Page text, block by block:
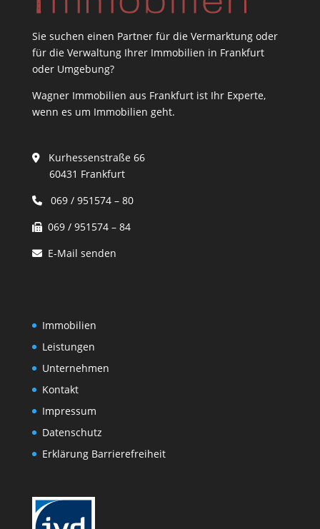
Sie suchen einen Partner für die Vermarktung oder
für die Verwaltung Ihrer Immobilien in Frankfurt
oder Umgebung?
Wagner Immobilien aus Frankfurt ist Ihr Experte,
wenn es um Immobilien geht.
Kurhessenstraße 66
60431 Frankfurt
069 / 951574 – 80
069 / 951574 – 84
E-Mail senden
Immobilien
Leistungen
Unternehmen
Kontakt
Impressum
Datenschutz
Erklärung Barrierefreiheit